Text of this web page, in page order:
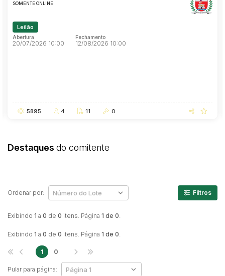
SOMENTE ONLINE
Leilão
Abertura
20/07/2026 10:00
Fechamento
12/08/2026 10:00
5895 4 11 0
Destaques do comitente
Exibindo 1 a 0 de 0 itens. Página 1 de 0.
Ordenar por: Filtros
Exibindo 1 a 0 de 0 itens. Página 1 de 0.
Pular para página:
1 0